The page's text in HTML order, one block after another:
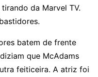
da Marvel TV.
batem de frente
que McAdams
feiticeira. A atriz foi